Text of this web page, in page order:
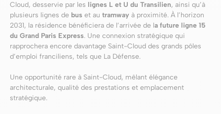
Cloud, desservie par les lignes L et U du Transilien, ainsi qu’à
plusieurs lignes de bus et au tramway à proximité. À l’horizon
2031, la résidence bénéficiera de l’arrivée de la future ligne 15
du Grand Paris Express. Une connexion stratégique qui
rapprochera encore davantage Saint-Cloud des grands pôles
d’emploi franciliens, tels que La Défense.
Une opportunité rare à Saint-Cloud, mêlant élégance
architecturale, qualité des prestations et emplacement
stratégique.